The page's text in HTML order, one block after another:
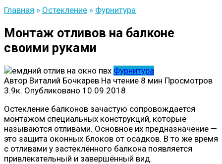
Главная » Остекление » Фурнитура
Монтаж отливов на балконе
своими руками
Фурнитура
Автор Виталий Бочкарев На чтение 8 мин Просмотров
3.9к. Опубликовано 10.09.2018
Остекление балконов зачастую сопровождается
монтажом специальных конструкций, которые
называются отливами. Основное их предназначение —
это защита оконных блоков от осадков. В то же время
с отливами у застеклённого балкона появляется
привлекательный и завершённый вид.